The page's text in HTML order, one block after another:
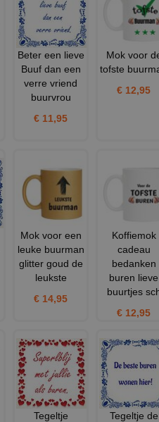
Beter een lieve
Buuf dan een
verre vriend
buurvrou
€ 11,95
Mok voor
tofste
€ 12,95
Mok voor een
leuke buurman
glitter goud de
leukste
€ 14,95
Koffiemok
cadeau
bedanken
buren lieve
buurtjes
€ 12,95
Tegeltje
Tegeltje de